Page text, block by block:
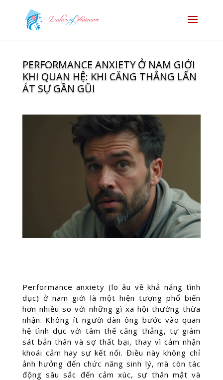
PERFORMANCE ANXIETY Ở NAM GIỚI
KHI QUAN HỆ: KHI CĂNG THẲNG LẤN
ÁT SỰ GẦN GŨI
Performance anxiety (lo âu về khả năng tình
dục) ở nam giới là một hiện tượng phổ biến
hơn nhiều so với những gì xã hội thường thừa
nhận. Không ít người đàn ông bước vào quan
hệ tình dục với tâm thế căng thẳng, tự giám
sát bản thân và sợ thất bại, thay vì cảm nhận
khoái cảm hay sự kết nối. Điều này không chỉ
ảnh hưởng đến chức năng sinh lý, mà còn tác
động sâu sắc đến cảm xúc, sự thân mật và